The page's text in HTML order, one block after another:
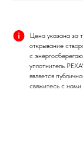
Цена указана за
открывание
с
уплотнитель
является
свяжитесь с нами